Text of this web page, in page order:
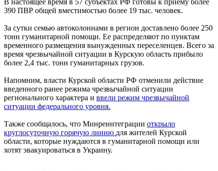
390 ПВР общей вместимостью более 19 тыс. человек.
За сутки семью автоколоннами в регион доставлено более 250
тонн гуманитарной помощи. Ее распределяют по пунктам
временного размещения вынужденных переселенцев. Всего за
время чрезвычайной ситуации в Курскую область прибыло
более 2,4 тыс. тонн гуманитарных грузов.
Напомним, власти Курской области РФ отменили действие
введенного ранее режима чрезвычайной ситуации
регионального характера и ввели режим чрезвычайной
ситуации федерального уровня.
Также сообщалось, что Минреинтеграции открыло
круглосуточную горячую линию для жителей Курской
области, которые нуждаются в гуманитарной помощи или
хотят эвакуироваться в Украину.